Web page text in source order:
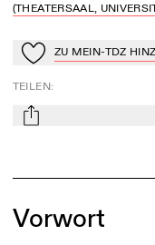
(THEATERSAAL,
Zu Mein-TdZ
ZU MEIN-TDZ
TEILEN:
mail
Vorwort